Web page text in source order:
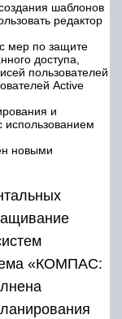
шаблонов
редактор
мер по защите
доступа,
пользователей
Active
и
использованием
новыми
«КОМПАС: